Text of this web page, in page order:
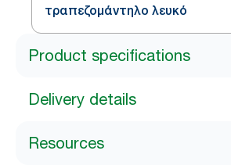
τραπεζομάντηλο λευκό
Product specifications
Delivery details
Resources